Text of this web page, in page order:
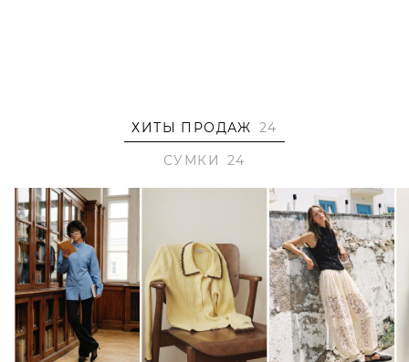
ХИТЫ ПРОДАЖ 24
СУМКИ
24